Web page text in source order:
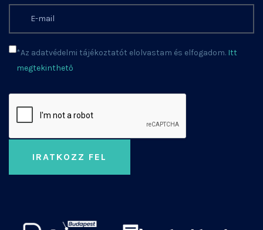
*Az adatvédelmi tájékoztatót elolvastam és elfogadom. Itt
megtekinthető
IRATKOZZ FEL